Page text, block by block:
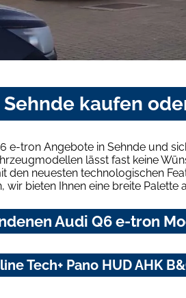
kaufen
e-tron Angebote in Sehnde und
lässt fast keine
den neuesten technologischen
bieten Ihnen eine breite Palette
Audi Q6 e-tron
Tech+ Pano HUD AHK